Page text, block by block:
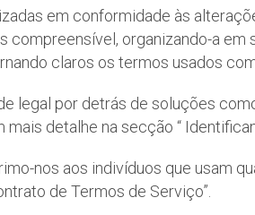
em conformidade às
organizando-a
claros os termos usados
legal por detrás de soluções
detalhe na secção “
nos aos indivíduos que usam
de Termos de Serviço”.